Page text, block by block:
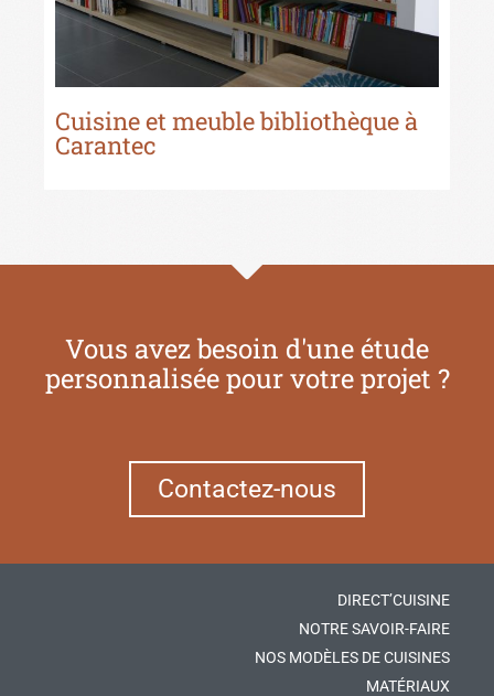
Cuisine et meuble bibliothèque à
Carantec
Vous avez besoin d'une étude
personnalisée pour votre projet ?
Contactez-nous
DIRECT’CUISINE
NOTRE SAVOIR-FAIRE
NOS MODÈLES DE CUISINES
MATÉRIAUX